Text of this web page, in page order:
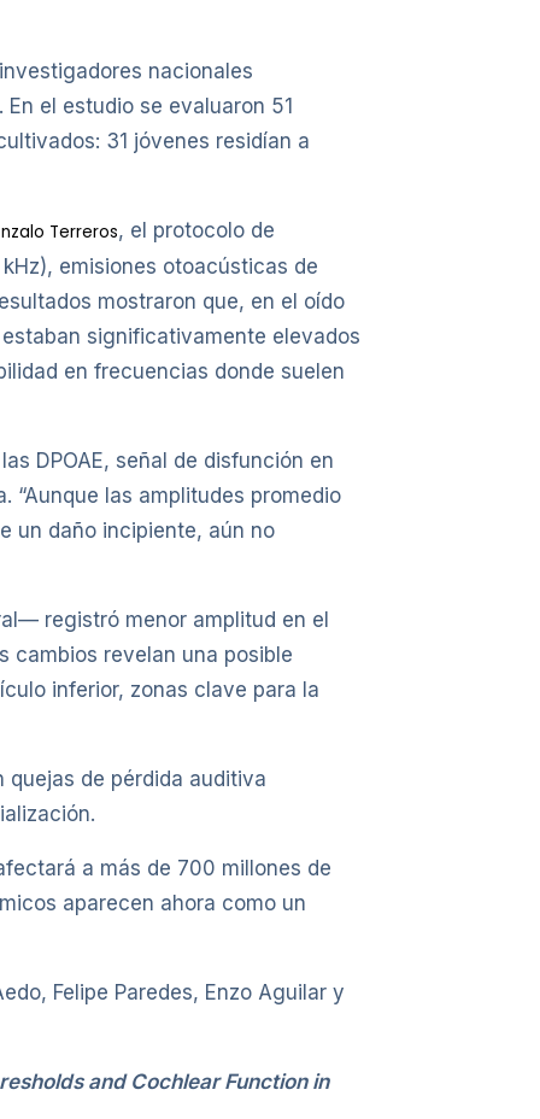
nacionales
el estudio se evaluaron 51
31 jóvenes residían a
Terreros, el protocolo de
emisiones otoacústicas de
mostraron que, en el oído
significativamente elevados
en frecuencias donde suelen
DPOAE, señal de disfunción en
las amplitudes promedio
un daño incipiente, aún no
registró menor amplitud en el
cambios revelan una posible
inferior, zonas clave para la
de pérdida auditiva
a más de 700 millones de
aparecen ahora como un
Felipe Paredes, Enzo Aguilar y
and Cochlear Function in